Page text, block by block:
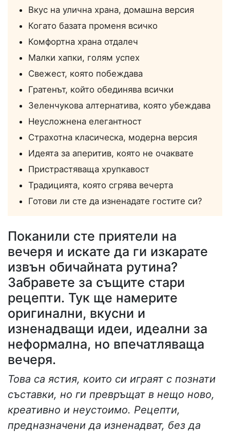
Вкус на улична храна, домашна версия
Когато базата променя всичко
Комфортна храна отдалеч
Малки хапки, голям успех
Свежест, която побеждава
Гратенът, който обединява всички
Зеленчукова алтернатива, която убеждава
Неусложнена елегантност
Страхотна класическа, модерна версия
Идеята за аперитив, която не очаквате
Пристрастяваща хрупкавост
Традицията, която сгрява вечерта
Готови ли сте да изненадате гостите си?
Поканили сте приятели на
вечеря и искате да ги изкарате
извън обичайната рутина?
Забравете за същите стари
рецепти. Тук ще намерите
оригинални, вкусни и
изненадващи идеи, идеални за
неформална, но впечатляваща
вечеря.
Това са ястия, които си играят с познати
съставки, но ги превръщат в нещо ново,
креативно и неустоимо. Рецепти,
предназначени да изненадват, без да